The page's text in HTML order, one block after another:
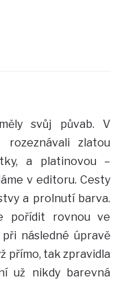
svůj půvab. V
zlatou
a platinovou –
v editoru. Cesty
a prolnutí barva.
pořídit rovnou ve
následné úpravě
přímo, tak zpravidla
už nikdy barevná